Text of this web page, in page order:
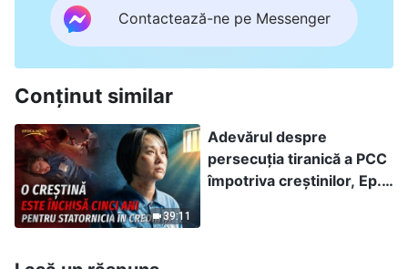
Contactează-ne pe Messenger
Conținut similar
39:11
Adevărul despre
persecuția tiranică a PCC
împotriva creștinilor, Ep.